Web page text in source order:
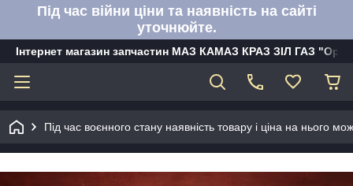
Під час війни ціни та наявність на сайті
уточнюйте.
Інтернет магазин запчастин МАЗ КАМАЗ КРАЗ ЗІЛ ГАЗ
Під час воєнного стану наявність товару і ціна на нього